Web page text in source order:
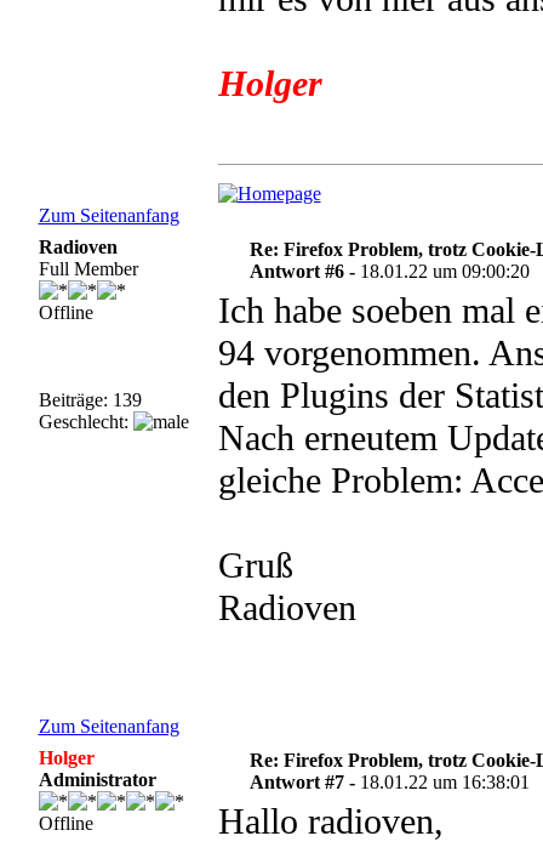
Holger
Zum Seitenanfang
Radioven
Full Member
Offline
Beiträge: 139
Geschlecht:
Re: Firefox Problem, trotz Cookie-
Antwort #6 - 18.01.22 um 09:00:20
Ich habe soeben mal
94 vorgenommen.
den Plugins der
Nach erneutem
gleiche Problem:
Gruß
Radioven
Zum Seitenanfang
Holger
Administrator
Offline
Re: Firefox Problem, trotz Cookie-
Antwort #7 - 18.01.22 um 16:38:01
Hallo radioven,